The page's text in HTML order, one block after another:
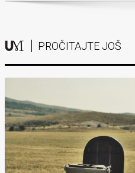
PROČITAJTE JOŠ